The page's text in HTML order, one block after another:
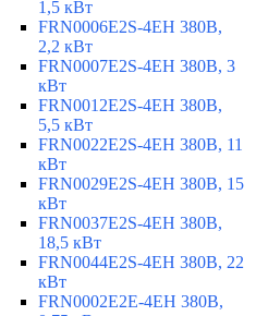
1,5 кВт
FRN0006E2S-4EH 380В,
2,2 кВт
FRN0007E2S-4EH 380В, 3
кВт
FRN0012E2S-4EH 380В,
5,5 кВт
FRN0022E2S-4EH 380В, 11
кВт
FRN0029E2S-4EH 380В, 15
кВт
FRN0037E2S-4EH 380В,
18,5 кВт
FRN0044E2S-4EH 380В, 22
кВт
FRN0002E2E-4EH 380В,